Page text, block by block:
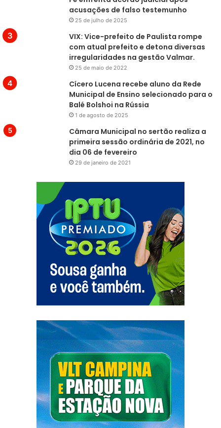
acusações de falso testemunho
25 de julho de 2025
VIX: Vice-prefeito de Paulista rompe
com atual prefeito e detona diversas
irregularidades na gestão Valmar.
25 de maio de 2022
Cícero Lucena recebe aluno da Rede
Municipal de Ensino selecionado para o
Balé Bolshoi na Rússia
1 de agosto de 2025
Câmara Municipal no sertão realiza a
primeira sessão ordinária de 2021, no
dia 06 de fevereiro
29 de janeiro de 2021